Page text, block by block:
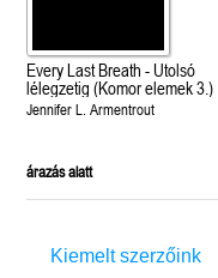
Every Last Breath - Utolsó
lélegzetig (Komor elemek 3.)
Jennifer L. Armentrout
árazás alatt
Kiemelt szerzőink